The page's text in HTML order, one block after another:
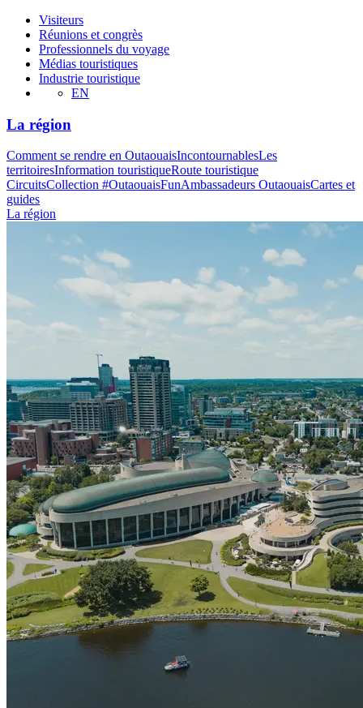
Visiteurs
Réunions et congrès
Professionnels du voyage
Médias touristiques
Industrie touristique
EN
La région
Comment se rendre en OutaouaisIncontournablesLes
territoiresInformation touristiqueRoute touristique
CircuitsCollection #OutaouaisFunAmbassadeurs OutaouaisCartes et
guides
La région